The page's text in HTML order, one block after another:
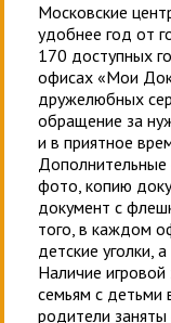
Московские
удобнее год от
170 доступных
офисах «Мои
дружелюбных
обращение за
и в приятное
Дополнительные
фото, копию
документ с
того, в каждом
детские уголки,
Наличие
семьям с детьми
родители